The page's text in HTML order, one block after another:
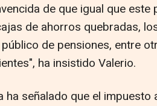
de que igual que
de ahorros quebradas,
de pensiones, entre
ha insistido Valerio.
ha señalado que el